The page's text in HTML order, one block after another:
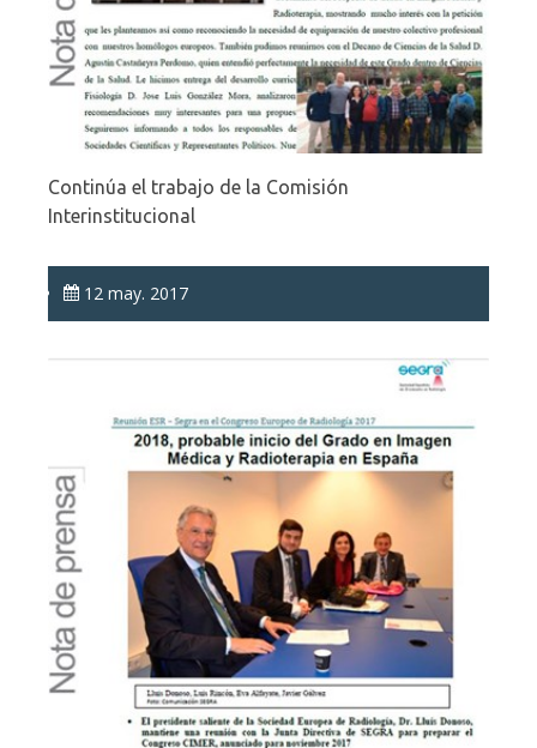
Continúa el trabajo de la Comisión
Interinstitucional
12 may. 2017